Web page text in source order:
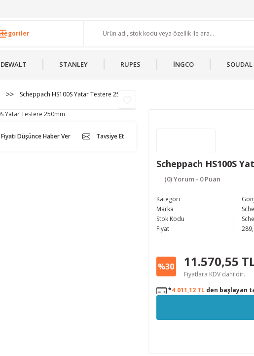
DEWALT STANLEY RUPES İNGCO SOUDAL
Scheppach HS100S Yatar Testere 250mm
Fiyatı Düşünce Haber Ver Tavsiye Et
Scheppach HS100S
(0) Yorum - 0 Puan
Kategori
Marka
Stok Kodu
Fiyat
%30 11.570,55
Fiyatlara KDV dahildir.
*4.011,12 TL den başlayan